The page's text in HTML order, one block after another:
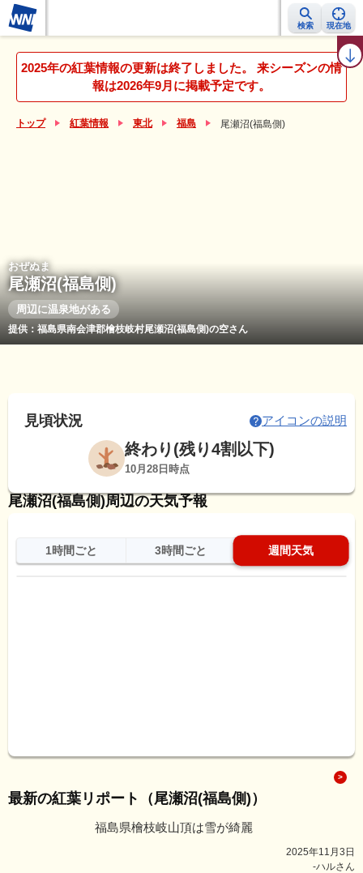
検索 現在地
紅葉レーダー 紅葉ニュース 京都 見頃カレンダー 名所ランキング
2025年の紅葉情報の更新は終了しました。 来シーズンの情
報は2026年9月に掲載予定です。
トップ 紅葉情報 東北 福島 尾瀬沼(福島側)
おぜぬま
尾瀬沼(福島側)
周辺に温泉地がある
提供：福島県南会津郡檜枝岐村尾瀬沼(福島側)の空さん
見頃状況 アイコンの説明
終わり(残り4割以下)
10月28日時点
尾瀬沼(福島側)周辺の天気予報
1時間ごと 3時間ごと 週間天気
最新の紅葉リポート（尾瀬沼(福島側)）
福島県檜枝岐山頂は雪が綺麗
2025年11月3日
-ハルさん